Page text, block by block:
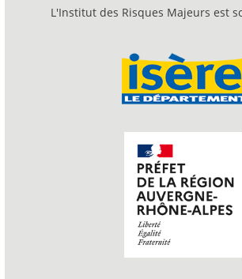
L'Institut des Risques Majeurs est